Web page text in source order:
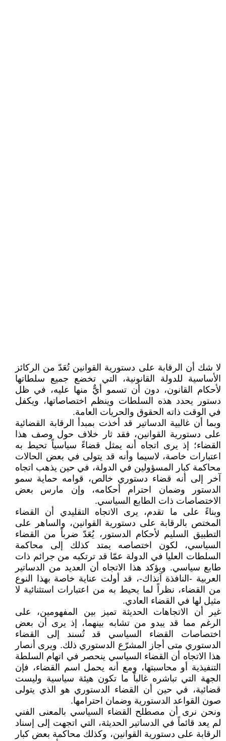
لا شك أن الرقابة على دستورية القوانين تُعَدّ من الركائز
الأساسية للدولة القانونية، التي تخضع جميع سلطاتها
لأحكام القانون، دون أن تسمو أيٌّ منها عليه، في ظل
دستور يحدد هذه السلطات وينظم اختصاصاتها، ويكفل
في الوقت ذاته الحقوق والحريات العامة.
وبما أن غالبية الدساتير قد أخذت بمبدأ الرقابة القضائية
على دستورية القوانين، فقد ثار خلاف حول وصف هذا
القضاء؛ إذ يرى اتجاه أنه يمثل قضاءً سياسياً تحيط به
اعتبارات خاصة، لاسيما وأنه قد يتولى في بعض الحالات
محاكمة كبار المسؤولين في الدولة، في حين يذهب اتجاه
آخر إلى أنه قضاء دستوري خالص، قوامه حماية سمو
الدستور وضمان احترام أحكامه، وإن مارس بعض
الاختصاصات ذات الطابع السياسي.
وبناءً على ما تقدم، يرى الاتجاه التقليدي أن القضاء
المختص بالرقابة على دستورية القوانين، والساهر على
التطبيق السليم لأحكام الدستور، يُعَدّ ضرباً من القضاء
السياسي، لكون اختصاصه يمتد كذلك إلى محاكمة
السلطات العليا في الدولة عمّا قد ترتكبه من جرائم ذات
طابع سياسي. ويؤكد هذا الاتجاه أن العديد من الدساتير
العربية -النافذة آنذاك-، قد أولت عناية خاصة بهذا النوع
من القضاء، نظراً لما يحيط به من اعتبارات استثنائية لا
مثيل لها في القضاء العادي.
غير أن الاتجاهات الحديثة تميز بين المفهومين، على
الرغم مما قد يبدو من تشابه بينهما، إذ يرى أن بعض
اختصاصات القضاء السياسي قد تُسند إلى القضاء
الدستوري متى أجاز المشرّع الدستوري ذلك. ويرى أنصار
هذا الاتجاه أن القضاء السياسي ينحصر في اتهام السلطة
التنفيذية أو محاسبتها، ومع أنه يحمل اسم القضاء، فإن
الجهة التي تباشره غالباً ما تكون هيئة سياسية وليست
قضائية، في حين أن القضاء الدستوري هو الذي يتولى
صون القواعد الدستورية وضمان احترامها.
ونحن نرى أن مصطلح القضاء السياسي بالمعنى الفني
لم يعد قائماً في الدساتير الحديثة، التي اتجهت إلى إسناد
الرقابة على دستورية القوانين، وكذلك محاكمة بعض كبار